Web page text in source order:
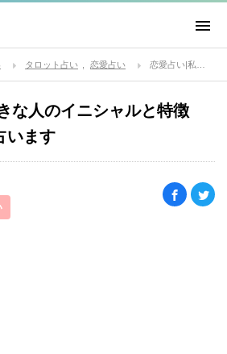
タロット占い 恋愛占い
な人のイニシャルと特徴
います